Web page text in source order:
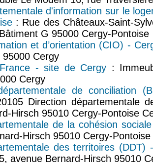
d'information sur le
: Rue des Châteaux-Saint-
G 95000 Cergy-Pontoise
et d’orientation (CIO) -
95000 Cergy
- site de Cergy :
Cergy
de conciliation
Direction départementale
Hirsch 95010 Cergy-Pontoise
de la cohésion
Hirsch 95010 Cergy-Pontoise
des territoires (DDT)
avenue Bernard-Hirsch 95010